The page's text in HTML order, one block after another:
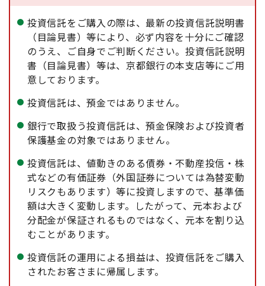
投資信託をご購入の際は、最新の投資信託説明書
（目論見書）等により、必ず内容を十分にご確認
のうえ、ご自身でご判断ください。投資信託説明
書（目論見書）等は、京都銀行の本支店等にご用
意しております。
投資信託は、預金ではありません。
銀行で取扱う投資信託は、預金保険および投資者
保護基金の対象ではありません。
投資信託は、値動きのある債券・不動産投信・株
式などの有価証券（外国証券については為替変動
リスクもあります）等に投資しますので、基準価
額は大きく変動します。したがって、元本および
分配金が保証されるものではなく、元本を割り込
むことがあります。
投資信託の運用による損益は、投資信託をご購入
されたお客さまに帰属します。